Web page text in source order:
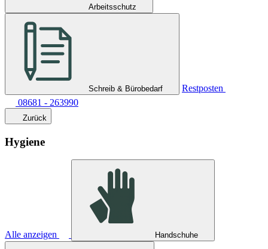
Arbeitsschutz
Schreib & Bürobedarf
Restposten
08681 - 263990
Zurück
Hygiene
Alle anzeigen Handschuhe